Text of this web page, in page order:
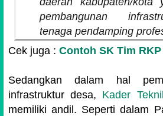
pembangunan
tenaga pendamping
Cek juga : Contoh SK Tim
Sedangkan dalam hal
infrastruktur desa, Kader
memiliki andil. Seperti dalam